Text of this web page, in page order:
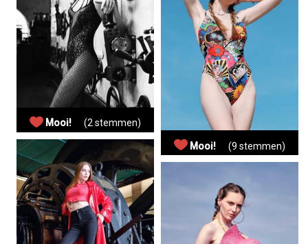
Mooi! (2 stemmen)
Mooi! (9 stemmen)